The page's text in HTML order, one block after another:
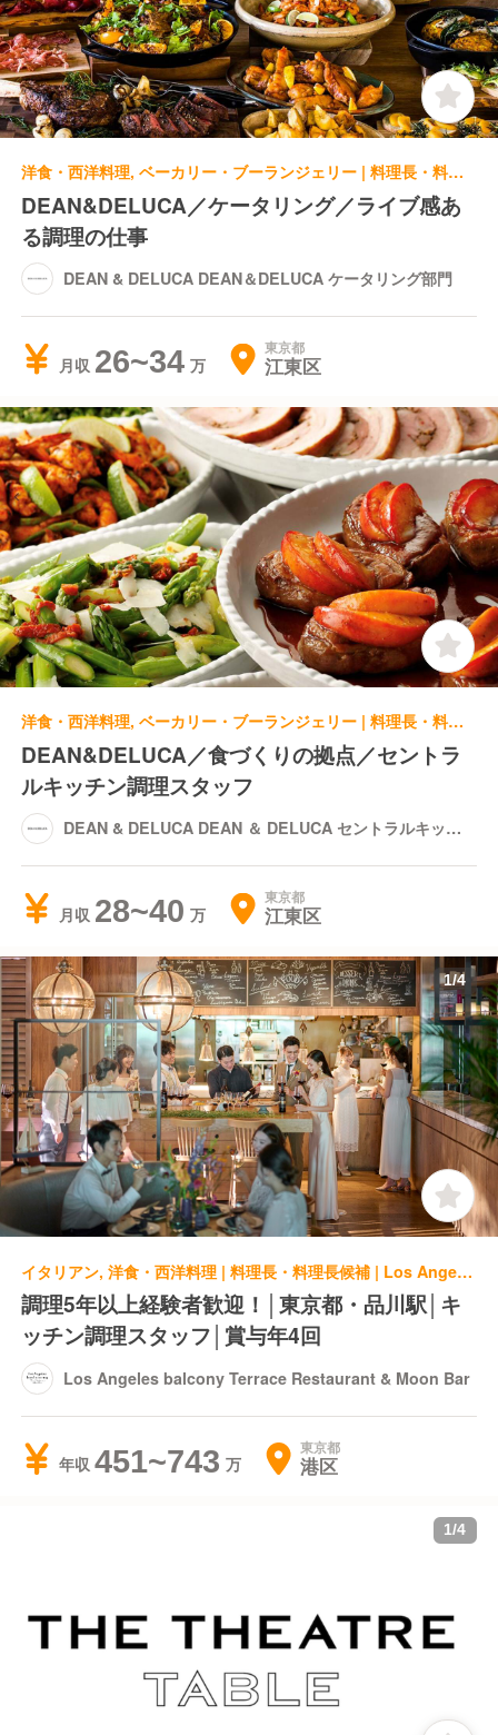
洋食・西洋料理, ベーカリー・ブーランジェリー | 料理長・料理長候補 | DEAN & DELUCA DEAN＆DELUCA ケータリング部門
DEAN&DELUCA／ケータリング／ライブ感あ
る調理の仕事
DEAN & DELUCA DEAN＆DELUCA ケータリング部門
月収 26~34 東京都
江東区
洋食・西洋料理, ベーカリー・ブーランジェリー | 料理長・料理長候補 | DEAN & DELUCA DEAN ＆ DELUCA セントラルキッチン
DEAN&DELUCA／食づくりの拠点／セントラ
ルキッチン調理スタッフ
DEAN & DELUCA DEAN ＆ DELUCA セントラルキッチ
月収 28~40 東京都
江東区
1/4
イタリアン, 洋食・西洋料理 | 料理長・料理長候補 | Los Angeles balcony Terrace Restaurant & Moon Bar
調理5年以上経験者歓迎！│東京都・品川駅│キ
ッチン調理スタッフ│賞与年4回
Los Angeles balcony Terrace Restaurant & Moon Bar
年収 451~743 東京都
港区
1/4